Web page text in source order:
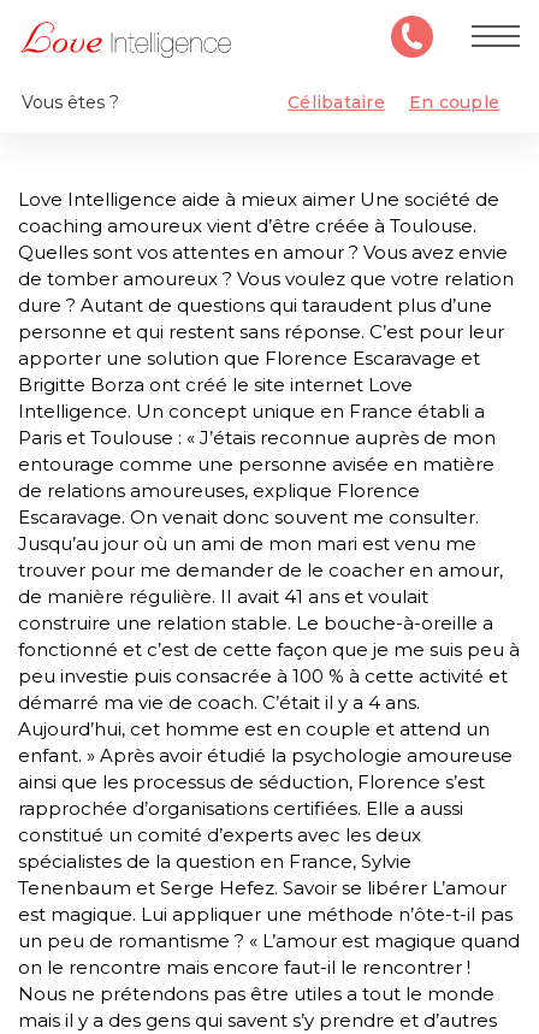
Vous êtes ? Célibataire En couple
Love Intelligence aide à mieux aimer Une société de
coaching amoureux vient d’être créée à Toulouse.
Quelles sont vos attentes en amour ? Vous avez envie
de tomber amoureux ? Vous voulez que votre relation
dure ? Autant de questions qui taraudent plus d’une
personne et qui restent sans réponse. C’est pour leur
apporter une solution que Florence Escaravage et
Brigitte Borza ont créé le site internet Love
Intelligence. Un concept unique en France établi a
Paris et Toulouse : « J’étais reconnue auprès de mon
entourage comme une personne avisée en matière
de relations amoureuses, explique Florence
Escaravage. On venait donc souvent me consulter.
Jusqu’au jour où un ami de mon mari est venu me
trouver pour me demander de le coacher en amour,
de manière régulière. II avait 41 ans et voulait
construire une relation stable. Le bouche-à-oreille a
fonctionné et c’est de cette façon que je me suis peu à
peu investie puis consacrée à 100 % à cette activité et
démarré ma vie de coach. C’était il y a 4 ans.
Aujourd’hui, cet homme est en couple et attend un
enfant. » Après avoir étudié la psychologie amoureuse
ainsi que les processus de séduction, Florence s’est
rapprochée d’organisations certifiées. Elle a aussi
constitué un comité d’experts avec les deux
spécialistes de la question en France, Sylvie
Tenenbaum et Serge Hefez. Savoir se libérer L’amour
est magique. Lui appliquer une méthode n’ôte-t-il pas
un peu de romantisme ? « L’amour est magique quand
on le rencontre mais encore faut-il le rencontrer !
Nous ne prétendons pas être utiles a tout le monde
mais il y a des gens qui savent s’y prendre et d’autres